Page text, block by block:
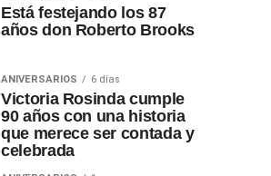
Está festejando los 87
años don Roberto Brooks
ANIVERSARIOS 6 días
Victoria Rosinda cumple
90 años con una historia
que merece ser contada y
celebrada